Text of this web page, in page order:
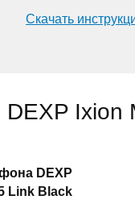
Скачать
Ixion
DEXP
Link Black